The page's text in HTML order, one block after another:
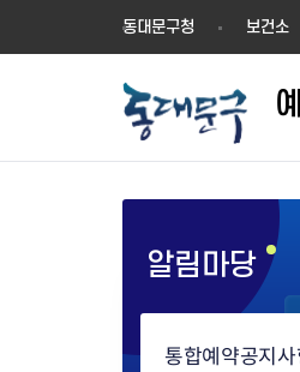
동대문구청 보건소
알림마당
통합예약공지사